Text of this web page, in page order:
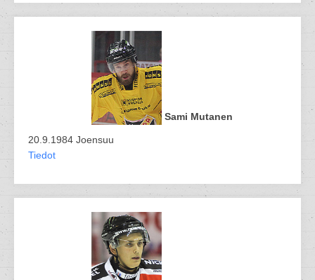
Sami Mutanen
20.9.1984 Joensuu
Tiedot